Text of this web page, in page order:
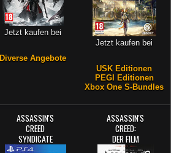
Jetzt kaufen bei
Diverse Angebote
Jetzt kaufen bei
USK Editionen
PEGI Editionen
Xbox One S-Bundles
ASSASSIN'S
CREED
SYNDICATE
ASSASSIN'S
CREED:
DER FILM